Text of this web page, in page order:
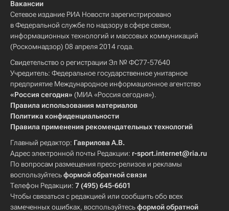
Вакансии
Сетевое издание РИА Новости зарегистрировано
в Федеральной службе по надзору в сфере связи,
информационных технологий и массовых коммуникаций
(Роскомнадзор) 08 апреля 2014 года.
Свидетельство о регистрации Эл № ФС77-57640
Учредитель: Федеральное государственное унитарное
предприятие Международное информационное агентство
«Россия сегодня» (МИА «Россия сегодня»).
Правила использования материалов
Политика конфиденциальности
Правила применения рекомендательных технологий
Главный редактор: Гаврилова А.В.
Адрес электронной почты Редакции: r-sport.internet@ria.ru
По вопросам размещения пресс-релизов и рекламы
воспользуйтесьформой обратной связи
Телефон Редакции: 7 (495) 645-6601
Чтобы связаться с редакцией или сообщить обо всех
замеченных ошибках, воспользуйтесьформой обратной